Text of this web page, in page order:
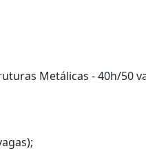
Metálicas - 40h/50